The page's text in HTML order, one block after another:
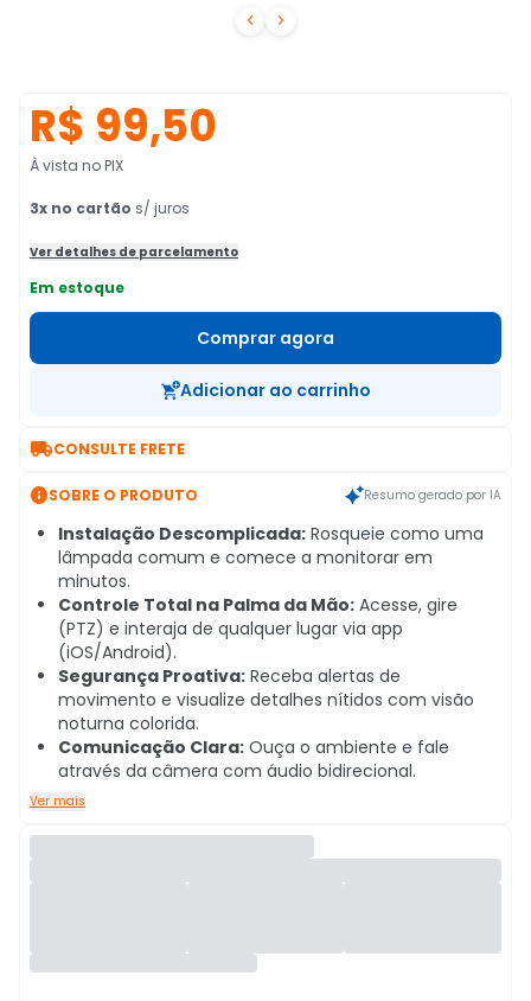
 
R$ 99,50
À vista no PIX
3x no cartão s/ juros
Ver detalhes de parcelamento
Em estoque
Comprar agora
Adicionar ao carrinho
CONSULTE FRETE
SOBRE O PRODUTO Resumo gerado por IA
Instalação Descomplicada: Rosqueie como uma
lâmpada comum e comece a monitorar em
minutos.
Controle Total na Palma da Mão: Acesse, gire
(PTZ) e interaja de qualquer lugar via app
(iOS/Android).
Segurança Proativa: Receba alertas de
movimento e visualize detalhes nítidos com visão
noturna colorida.
Comunicação Clara: Ouça o ambiente e fale
através da câmera com áudio bidirecional.
Ver mais